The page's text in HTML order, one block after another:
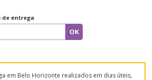
de entrega
em Belo Horizonte realizados em dias úteis,